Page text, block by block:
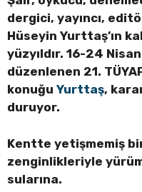
dergici, yayıncı,
Hüseyin Yurttaş’ın
yüzyıldır. 16-24
düzenlenen 21.
konuğu Yurttaş,
duruyor.
Kentte yetişmemiş
zenginlikleriyle
sularına.